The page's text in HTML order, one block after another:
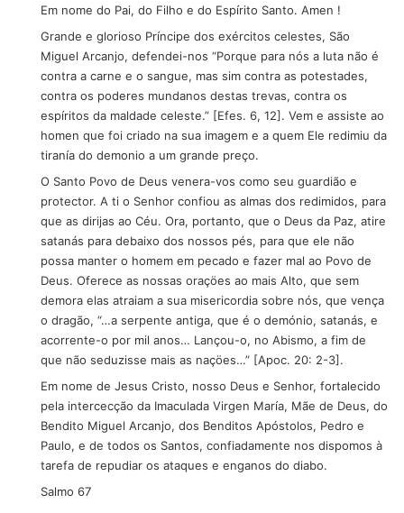
s
e
Em nome do Pai, do Filho e do Espírito Santo. Amen !
Grande e glorioso Príncipe dos exércitos celestes, São
Miguel Arcanjo, defendei-nos “Porque para nós a luta não é
contra a carne e o sangue, mas sim contra as potestades,
contra os poderes mundanos destas trevas, contra os
espíritos da maldade celeste.” [Efes. 6, 12]. Vem e assiste ao
homen que foi criado na sua imagem e a quem Ele redimiu da
tiranía do demonio a um grande preço.
O Santo Povo de Deus venera-vos como seu guardião e
protector. A ti o Senhor confiou as almas dos redimidos, para
que as dirijas ao Céu. Ora, portanto, que o Deus da Paz, atire
satanás para debaixo dos nossos pés, para que ele não
possa manter o homem em pecado e fazer mal ao Povo de
Deus. Oferece as nossas oraçöes ao mais Alto, que sem
demora elas atraiam a sua misericordia sobre nós, que vença
o dragão, “…a serpente antiga, que é o demónio, satanás, e
acorrente-o por mil anos… Lançou-o, no Abismo, a fim de
que não seduzisse mais as naçöes…” [Apoc. 20: 2-3].
Em nome de Jesus Cristo, nosso Deus e Senhor, fortalecido
pela intercecção da Imaculada Virgen María, Mãe de Deus, do
Bendito Miguel Arcanjo, dos Benditos Apóstolos, Pedro e
Paulo, e de todos os Santos, confiadamente nos dispomos à
tarefa de repudiar os ataques e enganos do diabo.
Salmo 67